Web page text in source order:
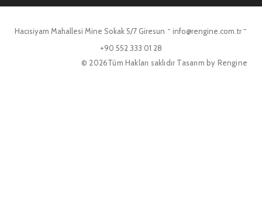
Hacısiyam Mahallesi Mine Sokak 5/7 Giresun -info@rengine.com.tr -
+90 552 333 01 28
© 2026Tüm Hakları saklıdır Tasarım by Rengine